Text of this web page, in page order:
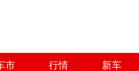
市 行情 新车